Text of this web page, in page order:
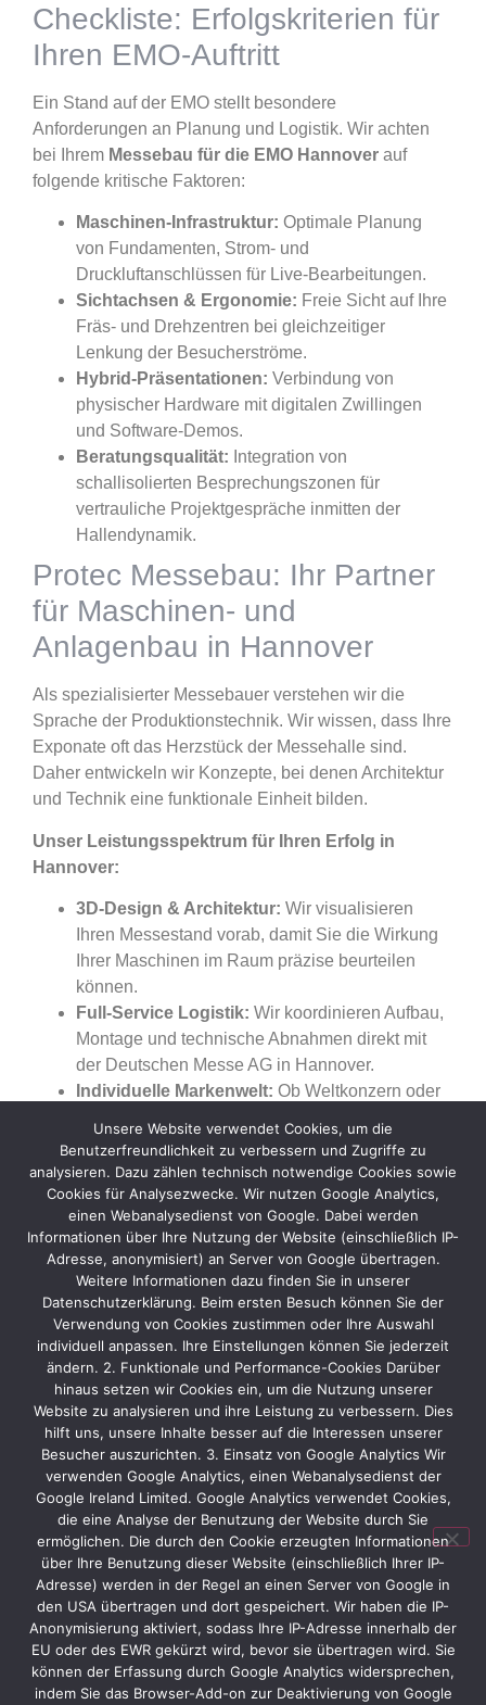
Checkliste: Erfolgskriterien für
Ihren EMO-Auftritt
Ein Stand auf der EMO stellt besondere
Anforderungen an Planung und Logistik. Wir achten
bei Ihrem Messebau für die EMO Hannover auf
folgende kritische Faktoren:
Maschinen-Infrastruktur: Optimale Planung
von Fundamenten, Strom- und
Druckluftanschlüssen für Live-Bearbeitungen.
Sichtachsen & Ergonomie: Freie Sicht auf Ihre
Fräs- und Drehzentren bei gleichzeitiger
Lenkung der Besucherströme.
Hybrid-Präsentationen: Verbindung von
physischer Hardware mit digitalen Zwillingen
und Software-Demos.
Beratungsqualität: Integration von
schallisolierten Besprechungszonen für
vertrauliche Projektgespräche inmitten der
Hallendynamik.
Protec Messebau: Ihr Partner
für Maschinen- und
Anlagenbau in Hannover
Als spezialisierter Messebauer verstehen wir die
Sprache der Produktionstechnik. Wir wissen, dass Ihre
Exponate oft das Herzstück der Messehalle sind.
Daher entwickeln wir Konzepte, bei denen Architektur
und Technik eine funktionale Einheit bilden.
Unser Leistungsspektrum für Ihren Erfolg in
Hannover:
3D-Design & Architektur: Wir visualisieren
Ihren Messestand vorab, damit Sie die Wirkung
Ihrer Maschinen im Raum präzise beurteilen
können.
Full-Service Logistik: Wir koordinieren Aufbau,
Montage und technische Abnahmen direkt mit
der Deutschen Messe AG in Hannover.
Individuelle Markenwelt: Ob Weltkonzern oder
Ihre Unternehmenswerte in ein
unverwechselbares Standdesign.
Starten Sie jetzt Ihre Planung
für die EMO Hannover
Suchen Sie einen Messebauer, der die logistische
Komplexität der Metallbearbeitungsbranche
beherrscht? Vom kompakten Werkzeugstand bis zur
großflächigen Fertigungsstraße realisieren wir Ihren
Messestand für die EMO in Hannover
schlüsselfertig, terminsicher und budgettreu.
Kontaktieren Sie das Team von Protec Messebau für
ein individuelles Konzept.
Weiterführende Links:
Besuchen Sie die offizielle Website:EMO Hannover –
Weltleitmesse der Produktionstechnologie
Kundenbeispiele von der EMO
Indunorm Ghiringhelli
Unsere Website verwendet Cookies, um die
Benutzerfreundlichkeit zu verbessern und Zugriffe zu
analysieren. Dazu zählen technisch notwendige Cookies sowie
Cookies für Analysezwecke. Wir nutzen Google Analytics,
einen Webanalysedienst von Google. Dabei werden
Informationen über Ihre Nutzung der Website (einschließlich IP-
Adresse, anonymisiert) an Server von Google übertragen.
Weitere Informationen dazu finden Sie in unserer
Datenschutzerklärung. Beim ersten Besuch können Sie der
Verwendung von Cookies zustimmen oder Ihre Auswahl
individuell anpassen. Ihre Einstellungen können Sie jederzeit
ändern. 2. Funktionale und Performance-Cookies Darüber
hinaus setzen wir Cookies ein, um die Nutzung unserer
Website zu analysieren und ihre Leistung zu verbessern. Dies
hilft uns, unsere Inhalte besser auf die Interessen unserer
Besucher auszurichten. 3. Einsatz von Google Analytics Wir
verwenden Google Analytics, einen Webanalysedienst der
Google Ireland Limited. Google Analytics verwendet Cookies,
die eine Analyse der Benutzung der Website durch Sie
ermöglichen. Die durch den Cookie erzeugten Informationen
über Ihre Benutzung dieser Website (einschließlich Ihrer IP-
Adresse) werden in der Regel an einen Server von Google in
den USA übertragen und dort gespeichert. Wir haben die IP-
Anonymisierung aktiviert, sodass Ihre IP-Adresse innerhalb der
EU oder des EWR gekürzt wird, bevor sie übertragen wird. Sie
können der Erfassung durch Google Analytics widersprechen,
indem Sie das Browser-Add-on zur Deaktivierung von Google